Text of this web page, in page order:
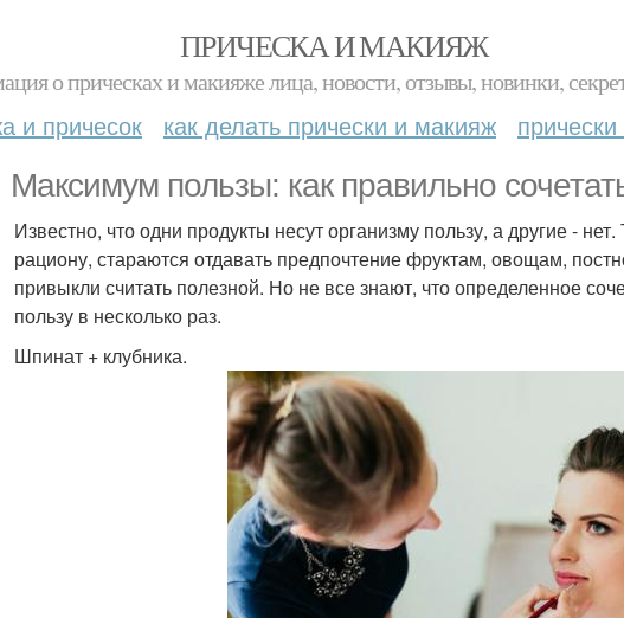
ПРИЧЕСКА И МАКИЯЖ
о прическах и макияже лица, новости, отзывы, новинки,
и причесок как делать прически и макияж
Максимум пользы: как правильно
Известно, что одни продукты несут организму пользу, а другие -
рациону, стараются отдавать предпочтение фруктам, овощам,
привыкли считать полезной. Но не все знают, что определенное
пользу в несколько раз.
Шпинат + клубника.